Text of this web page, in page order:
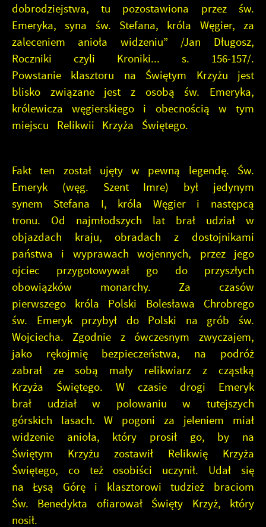
dobrodziejstwa, tu pozostawiona przez św.
Emeryka, syna św. Stefana, króla Węgier, za
zaleceniem anioła widzeniu” /Jan Długosz,
Roczniki czyli Kroniki... s. 156-157/.
Powstanie klasztoru na Świętym Krzyżu jest
blisko związane jest z osobą św. Emeryka,
królewicza węgierskiego i obecnością w tym
miejscu Relikwii Krzyża Świętego.
Fakt ten został ujęty w pewną legendę. Św.
Emeryk (węg. Szent Imre) był jedynym
synem Stefana I, króla Węgier i następcą
tronu. Od najmłodszych lat brał udział w
objazdach kraju, obradach z dostojnikami
państwa i wyprawach wojennych, przez jego
ojciec przygotowywał go do przyszłych
obowiązków monarchy. Za czasów
pierwszego króla Polski Bolesława Chrobrego
św. Emeryk przybył do Polski na grób św.
Wojciecha. Zgodnie z ówczesnym zwyczajem,
jako rękojmię bezpieczeństwa, na podróż
zabrał ze sobą mały relikwiarz z cząstką
Krzyża Świętego. W czasie drogi Emeryk
brał udział w polowaniu w tutejszych
górskich lasach. W pogoni za jeleniem miał
widzenie anioła, który prosił go, by na
Świętym Krzyżu zostawił Relikwię Krzyża
Świętego, co też osobiści uczynił. Udał się
na Łysą Górę i klasztorowi tudzież braciom
Św. Benedykta ofiarował Święty Krzyż, który
nosił.